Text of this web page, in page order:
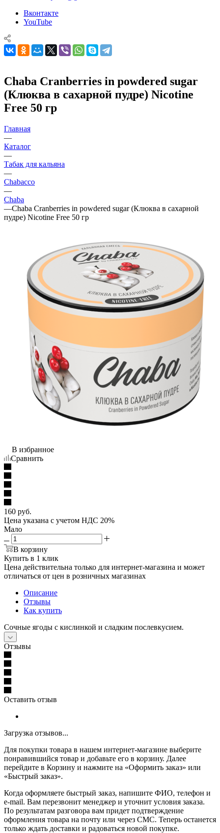
Вконтакте
YouTube
Chaba Cranberries in powdered sugar
(Клюква в сахарной пудре) Nicotine
Free 50 гр
Главная
—
Каталог
—
Табак для кальяна
—
Chabacco
—
Chaba
—Chaba Cranberries in powdered sugar (Клюква в сахарной
пудре) Nicotine Free 50 гр
В избранное
Сравнить
160 руб.
Цена указана с учетом НДС 20%
Мало
В корзину
Купить в 1 клик
Цена действительна только для интернет-магазина и может
отличаться от цен в розничных магазинах
Описание
Отзывы
Как купить
Сочные ягоды с кислинкой и сладким послевкусием.
Отзывы
Оставить отзыв
Загрузка отзывов...
Для покупки товара в нашем интернет-магазине выберите
понравившийся товар и добавьте его в корзину. Далее
перейдите в Корзину и нажмите на «Оформить заказ» или
«Быстрый заказ».
Когда оформляете быстрый заказ, напишите ФИО, телефон и
e-mail. Вам перезвонит менеджер и уточнит условия заказа.
По результатам разговора вам придет подтверждение
оформления товара на почту или через СМС. Теперь останется
только ждать доставки и радоваться новой покупке.